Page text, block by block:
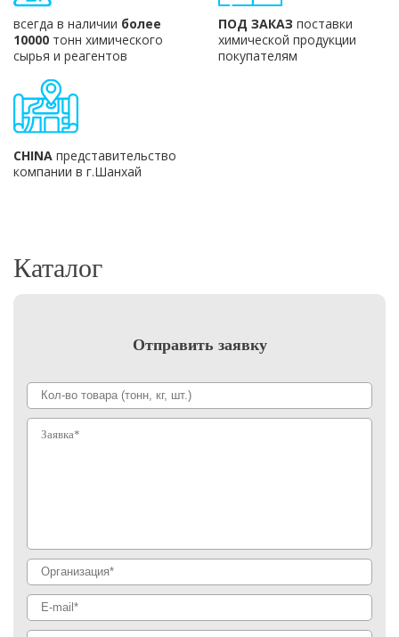
всегда в наличии более
10000 тонн химического
сырья и реагентов
ПОД ЗАКАЗ поставки
химической продукции
покупателям
CHINA представительство
компании в г.Шанхай
Каталог
Отправить заявку